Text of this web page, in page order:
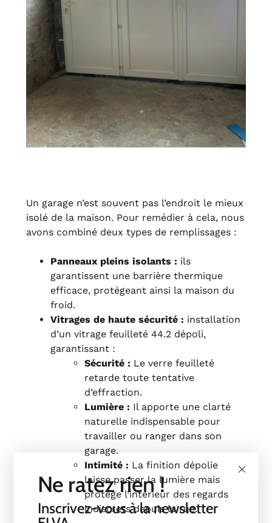
Un garage n’est souvent pas l’endroit le mieux
isolé de la maison. Pour remédier à cela, nous
avons combiné deux types de remplissages :
Panneaux pleins isolants : ils
garantissent une barrière thermique
efficace, protégeant ainsi la maison du
froid.
Vitrages de haute sécurité : installation
d’un vitrage feuilleté 44.2 dépoli,
garantissant :
Sécurité : Le verre feuilleté
retarde toute tentative
d’effraction.
Lumière : Il apporte une clarté
naturelle indispensable pour
travailler ou ranger dans son
garage.
Intimité : La finition dépolie
laisse passer la lumière mais
protège l’intérieur des regards
indiscrets depuis la rue.
Ne ratez rien !
Inscrivez-vous à la newsletter